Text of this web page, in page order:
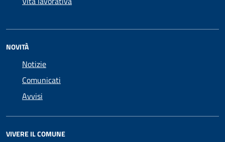
NOVITÀ
Notizie
Comunicati
Avvisi
VIVERE IL COMUNE